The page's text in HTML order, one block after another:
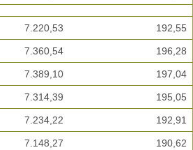
7.220,53 192,55
7.360,54 196,28
7.389,10 197,04
7.314,39 195,05
7.234,22 192,91
7.148,27 190,62